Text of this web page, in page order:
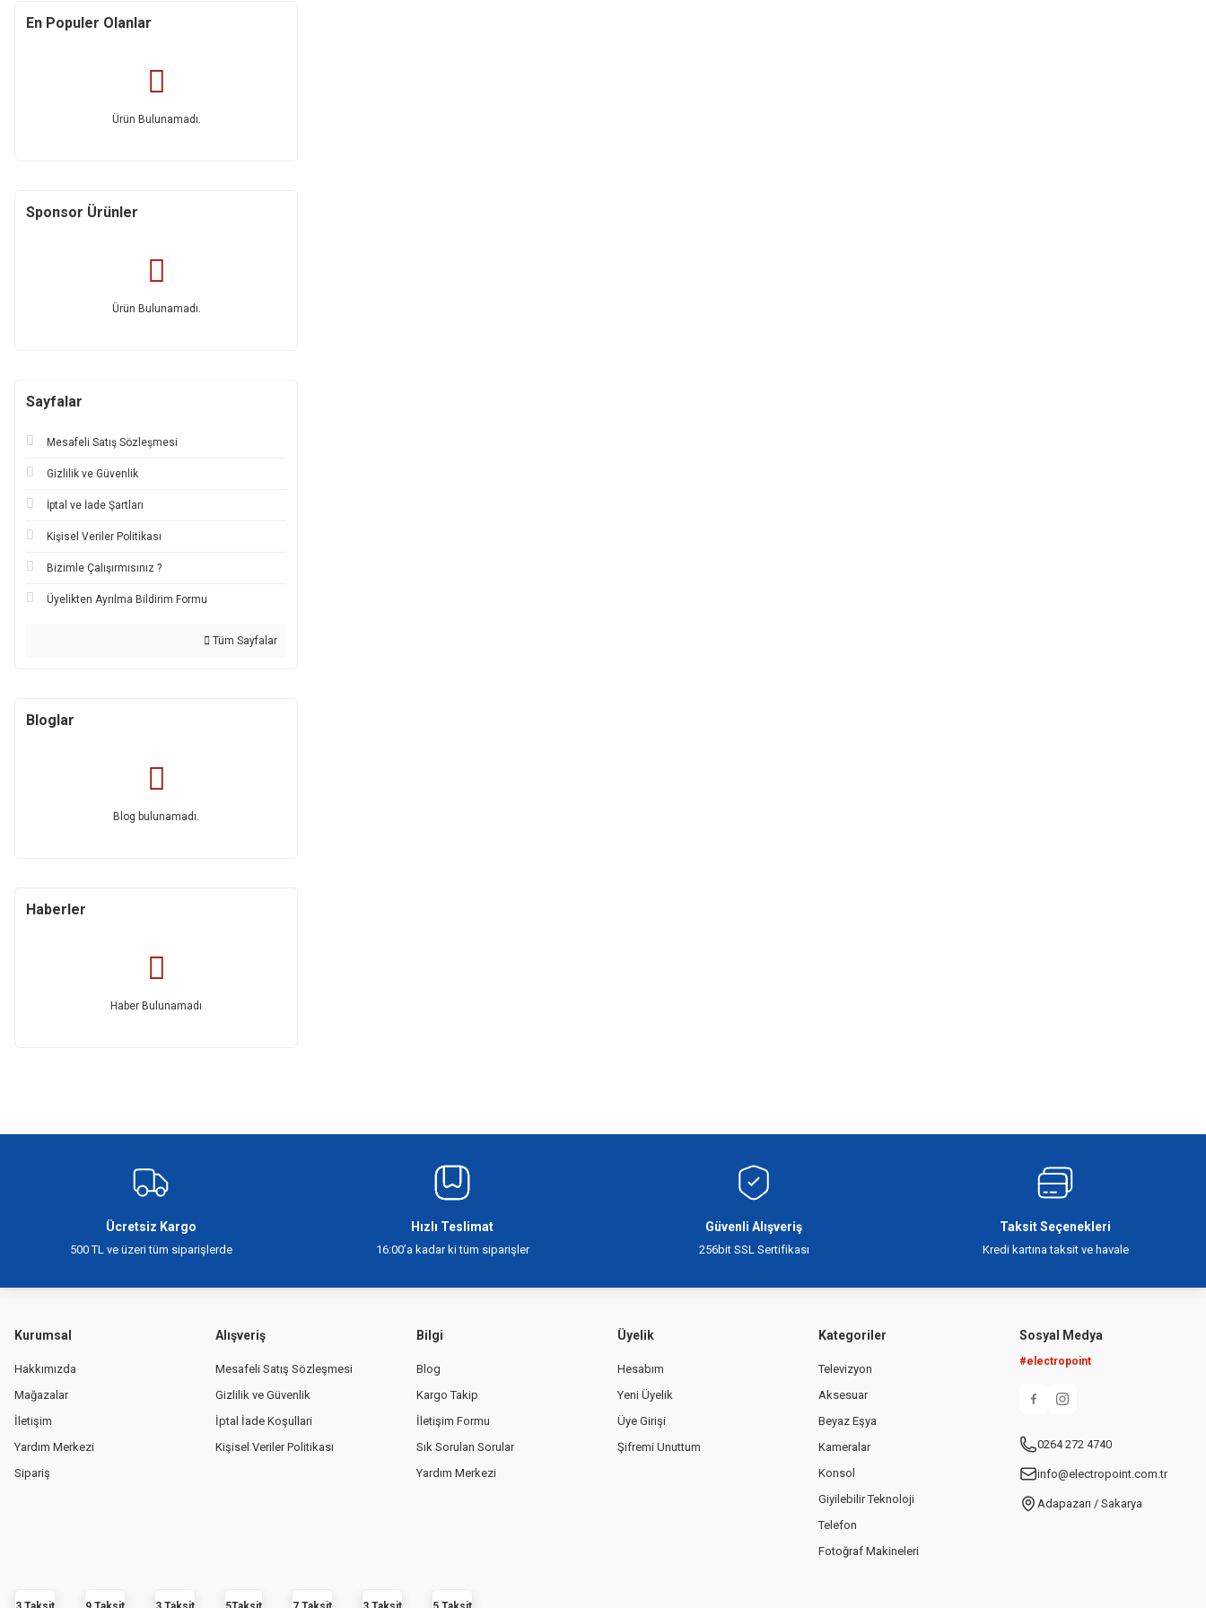
En Populer Olanlar
Ürün Bulunamadı.
Sponsor Ürünler
Ürün Bulunamadı.
Sayfalar
Mesafeli Satış Sözleşmesi
Gizlilik ve Güvenlik
İptal ve İade Şartları
Kişisel Veriler Politikası
Bizimle Çalışırmısınız ?
Üyelikten Ayrılma Bildirim Formu
Tüm Sayfalar
Bloglar
Blog bulunamadı.
Haberler
Haber Bulunamadı
Ücretsiz Kargo
500 TL ve üzeri tüm siparişlerde
Hızlı Teslimat
16:00’a kadar ki tüm siparişler
Güvenli Alışveriş
256bit SSL Sertifikası
Taksit Seçenekleri
Kredi kartına taksit ve havale
Kurumsal
Hakkımızda
Mağazalar
İletişim
Yardım Merkezi
Sipariş
Alışveriş
Mesafeli Satış Sözleşmesi
Gizlilik ve Güvenlik
İptal İade Koşullari
Kişisel Veriler Politikası
Bilgi
Blog
Kargo Takip
İletişim Formu
Sık Sorulan Sorular
Yardım Merkezi
Üyelik
Hesabım
Yeni Üyelik
Üye Girişi
Şifremi Unuttum
Kategoriler
Televizyon
Aksesuar
Beyaz Eşya
Kameralar
Konsol
Giyilebilir Teknoloji
Telefon
Fotoğraf Makineleri
Sosyal Medya
#electropoint
0264 272 4740
info@electropoint.com.tr
Adapazarı / Sakarya